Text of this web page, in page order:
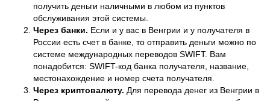
получить деньги наличными в любом из пунктов
обслуживания этой системы.
Через банки. Если и у вас в Венгрии и у получателя в
России есть счет в банке, то отправить деньги можно по
системе международных переводов SWIFT. Вам
понадобится: SWIFT-код банка получателя, название,
местонахождение и номер счета получателя.
Через криптовалюту. Для перевода денег из Венгрии в